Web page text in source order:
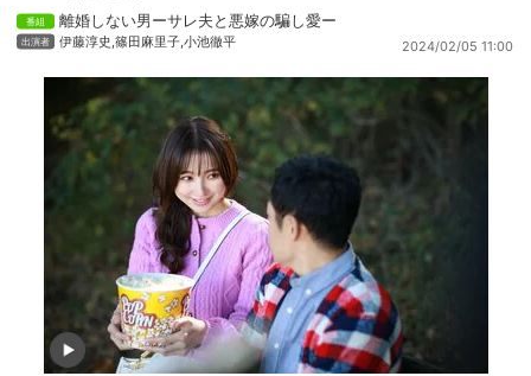
離婚しない男ーサレ夫と悪嫁の騙し愛ー
伊藤淳史 篠田麻里子 小池徹平 2024/02/05 11:00